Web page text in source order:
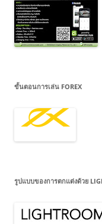
ขั้นตอนการเล่น FOREX
รูปแบบของการตกแต่งด้วย